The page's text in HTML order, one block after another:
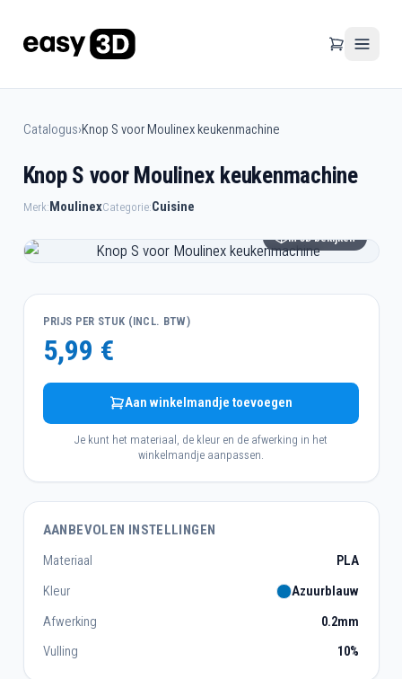
Catalogus›Knop S voor Moulinex keukenmachine
Knop S voor Moulinex keukenmachine
Merk:MoulinexCategorie:Cuisine
In 3D bekijken
PRIJS PER STUK (INCL. BTW)
5,99 €
Aan winkelmandje toevoegen
Je kunt het materiaal, de kleur en de afwerking in het
winkelmandje aanpassen.
AANBEVOLEN INSTELLINGEN
Materiaal
PLA
Kleur
Azuurblauw
Afwerking
0.2mm
Vulling
10%